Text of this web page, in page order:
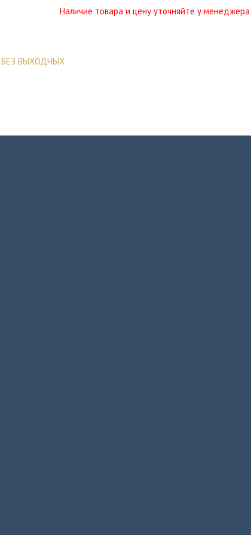
Наличие товара и цену уточняйте у менеджера
БЕЗ ВЫХОДНЫХ